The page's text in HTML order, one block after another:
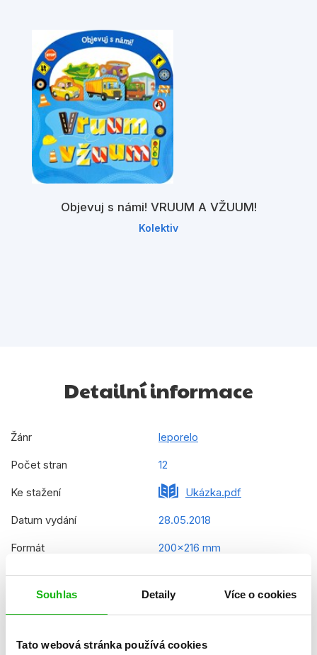
Souhlas Detaily Více o cookies
Tato webová stránka používá cookies
Objevuj s námi! VRUUM A VŽUUM!
Kolektiv
Detailní informace
Žánr leporelo
Počet stran 12
Ke stažení Ukázka.pdf
Datum vydání 28.05.2018
Formát 200x216 mm
Hmotnost 0,402 kg
čeština